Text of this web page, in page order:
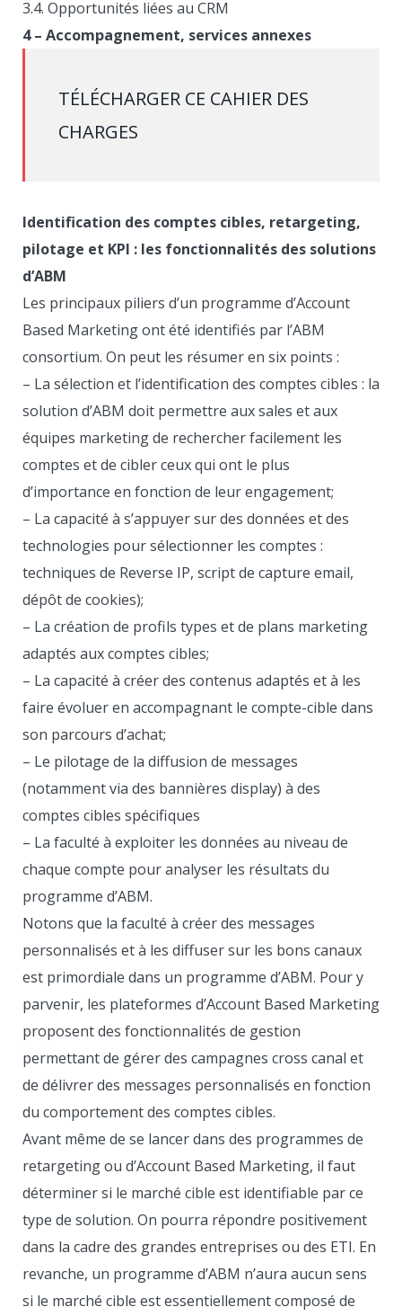
3.4. Opportunités liées au CRM
4 – Accompagnement, services annexes
TÉLÉCHARGER CE CAHIER DES
CHARGES
Identification des comptes cibles, retargeting,
pilotage et KPI : les fonctionnalités des solutions
d’ABM
Les principaux piliers d’un programme d’Account
Based Marketing ont été identifiés par l’ABM
consortium. On peut les résumer en six points :
– La sélection et l’identification des comptes cibles : la
solution d’ABM doit permettre aux sales et aux
équipes marketing de rechercher facilement les
comptes et de cibler ceux qui ont le plus
d’importance en fonction de leur engagement;
– La capacité à s’appuyer sur des données et des
technologies pour sélectionner les comptes :
techniques de Reverse IP, script de capture email,
dépôt de cookies);
– La création de profils types et de plans marketing
adaptés aux comptes cibles;
– La capacité à créer des contenus adaptés et à les
faire évoluer en accompagnant le compte-cible dans
son parcours d’achat;
– Le pilotage de la diffusion de messages
(notamment via des bannières display) à des
comptes cibles spécifiques
– La faculté à exploiter les données au niveau de
chaque compte pour analyser les résultats du
programme d’ABM.
Notons que la faculté à créer des messages
personnalisés et à les diffuser sur les bons canaux
est primordiale dans un programme d’ABM. Pour y
parvenir, les plateformes d’Account Based Marketing
proposent des fonctionnalités de gestion
permettant de gérer des campagnes cross canal et
de délivrer des messages personnalisés en fonction
du comportement des comptes cibles.
Avant même de se lancer dans des programmes de
retargeting ou d’Account Based Marketing, il faut
déterminer si le marché cible est identifiable par ce
type de solution. On pourra répondre positivement
dans la cadre des grandes entreprises ou des ETI. En
revanche, un programme d’ABM n’aura aucun sens
si le marché cible est essentiellement composé de